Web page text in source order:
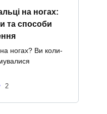
на ногах:
та способи
ногах? Ви коли-
2